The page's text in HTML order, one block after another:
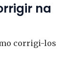
na
corrigi-los